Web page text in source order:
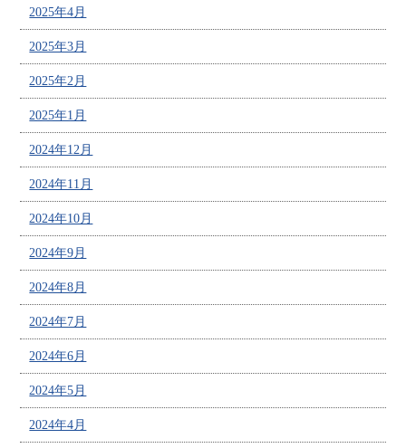
2025年4月
2025年3月
2025年2月
2025年1月
2024年12月
2024年11月
2024年10月
2024年9月
2024年8月
2024年7月
2024年6月
2024年5月
2024年4月